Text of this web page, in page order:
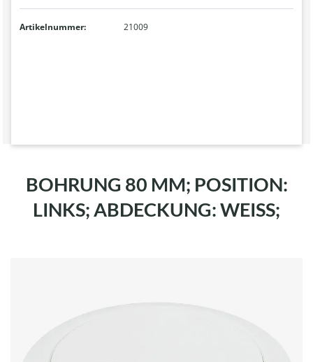
Artikelnummer: 21009
BOHRUNG 80 MM; POSITION:
LINKS; ABDECKUNG: WEISS;